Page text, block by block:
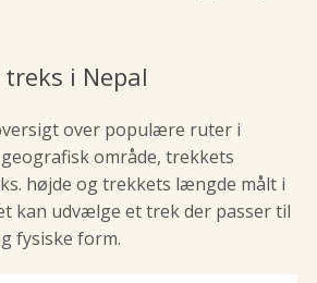
i Nepal
over populære ruter i
område, trekkets
højde og trekkets længde målt i
kan udvælge et trek der passer til
fysiske form.